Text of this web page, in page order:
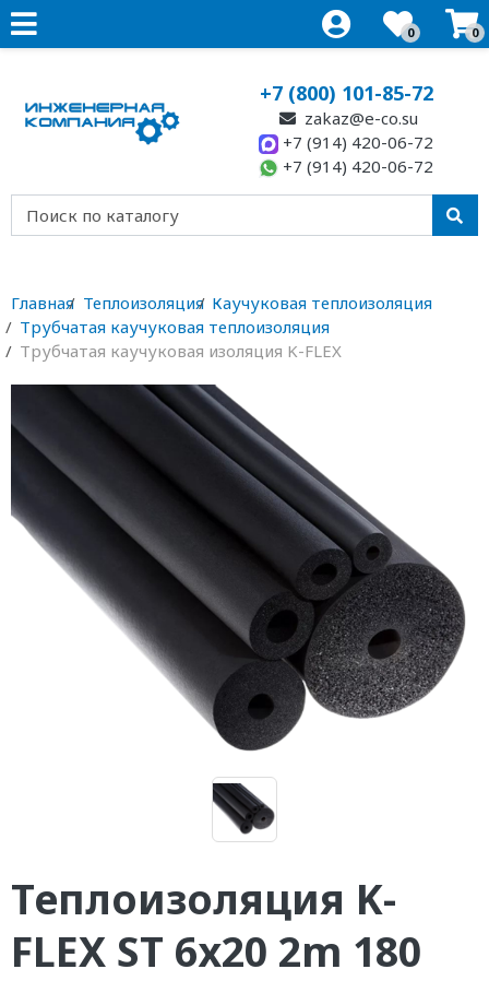
0 0
+7 (800) 101-85-72
zakaz@e-co.su
+7 (914) 420-06-72
+7 (914) 420-06-72
Главная Теплоизоляция Каучуковая теплоизоляция
Трубчатая каучуковая теплоизоляция
Трубчатая каучуковая изоляция K-FLEX
Теплоизоляция K-
FLEX ST 6х20 2m 180